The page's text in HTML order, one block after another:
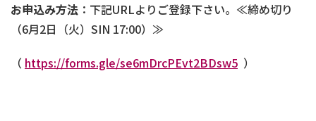
お申込み方法 ：下記URLよりご登録下さい。≪締め切り
（6月2日（火）SIN 17:00）≫
（ https://forms.gle/se6mDrcPEvt2BDsw5 ）